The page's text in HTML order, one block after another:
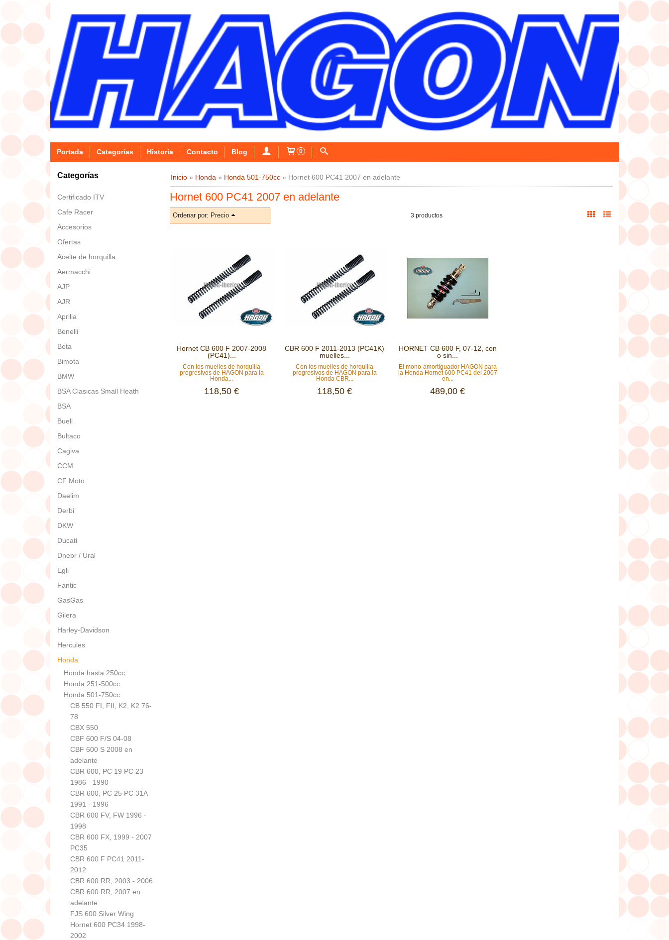
Portada Categorías Historia Contacto Blog 0
Categorías
Certificado ITV
Cafe Racer
Accesorios
Ofertas
Aceite de horquilla
Aermacchi
AJP
AJR
Aprilia
Benelli
Beta
Bimota
BMW
BSA Clasicas Small Heath
BSA
Buell
Bultaco
Cagiva
CCM
CF Moto
Daelim
Derbi
DKW
Ducati
Dnepr / Ural
Egli
Fantic
GasGas
Gilera
Harley-Davidson
Hercules
Honda
Honda hasta 250cc
Honda 251-500cc
Honda 501-750cc
CB 550 FI, FII, K2, K2 76-
78
CBX 550
CBF 600 F/S 04-08
CBF 600 S 2008 en
adelante
CBR 600, PC 19 PC 23
1986 - 1990
CBR 600, PC 25 PC 31A
1991 - 1996
CBR 600 FV, FW 1996 -
1998
CBR 600 FX, 1999 - 2007
PC35
CBR 600 F PC41 2011-
2012
CBR 600 RR, 2003 - 2006
CBR 600 RR, 2007 en
adelante
FJS 600 Silver Wing
Hornet 600 PC34 1998-
2002
Inicio» Honda » Honda 501-750cc» Hornet 600 PC41 2007 en adelante
Hornet 600 PC41 2007 en adelante
Ordenar por: Precio 3 productos
Hornet CB 600 F 2007-2008
(PC41)...
Con los muelles de horquilla
progresivos de HAGON para la
Honda...
118,50 €
CBR 600 F 2011-2013 (PC41K)
muelles...
Con los muelles de horquilla
progresivos de HAGON para la
Honda CBR...
118,50 €
HORNET CB 600 F, 07-12, con
o sin...
El mono-amortiguador HAGON para
la Honda Hornet 600 PC41 del 2007
en...
489,00 €